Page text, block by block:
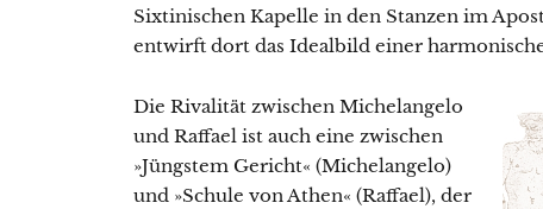
Sixtinischen Kapelle in den Stanzen im
entwirft dort das Idealbild einer
Die Rivalität zwischen Michelangelo
und Raffael ist auch eine zwischen
»Jüngstem Gericht« (Michelangelo)
und »Schule von Athen« (Raffael), der